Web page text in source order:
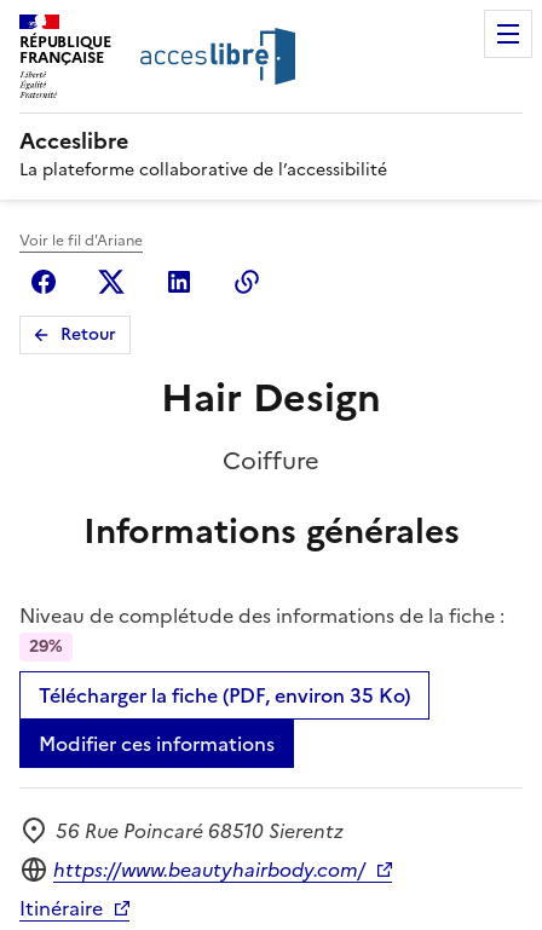
RÉPUBLIQUE
FRANÇAISE
Acceslibre
La plateforme collaborative de l’accessibilité
Voir le fil d'Ariane
FacebookX (anciennement Twitter)
Linkedin
Retour
Hair Design
Coiffure
Informations générales
Niveau de complétude des informations de la fiche :
29%
Télécharger la fiche (PDF, environ 35 Ko)
Modifier ces informations
Adresse
56 Rue Poincaré 68510 Sierentz
Site internet
https://www.beautyhairbody.com/
Itinéraire